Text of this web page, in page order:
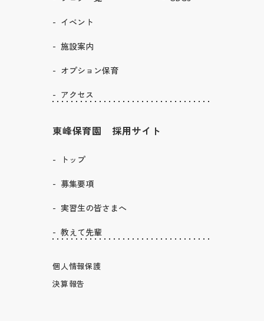
イベント
施設案内
オプション保育
アクセス
東峰保育園 採用サイト
トップ
募集要項
実習生の皆さまへ
教えて先輩
個人情報保護
決算報告